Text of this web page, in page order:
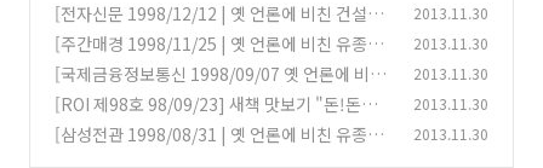
[전자신문 1998/12/12 | 옛 언론에 비친 건설워
커] 취업 창업정보 분야 가파른 성장세
(0)
2013.11.30
[주간매경 1998/11/25 | 옛 언론에 비친 유종현]
화이트칼라 창업 요령 (0)
2013.11.30
[국제금융정보통신 1998/09/07 옛 언론에 비친
유종현] IP성공사례 유종현 컴테크 대표이사 "환
상 버리고 열정과 인내로 도전"
(0)
2013.11.30
[ROI 제98호 98/09/23] 새책 맛보기 "돈!돈이
보인다" - 유종현 저
(0)
2013.11.30
[삼성전관 1998/08/31 | 옛 언론에 비친 유종현]
2013.11.30